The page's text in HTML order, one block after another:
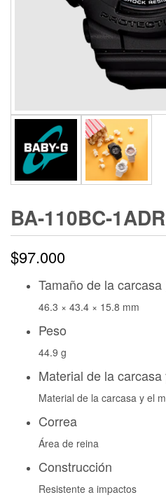
BA-110BC-1ADR
$97.000
Tamaño de la
46.3 × 43.4 × 15.8 mm
Peso
44.9 g
Material de la
Material de la carcasa y el
Correa
Área de reina
Construcción
Resistente a impactos